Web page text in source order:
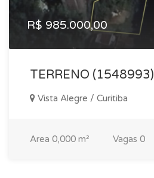
R$ 985.000,00
TERRENO (1548993)
Vista Alegre / Curitiba
Area 0,000 m² Vagas 0